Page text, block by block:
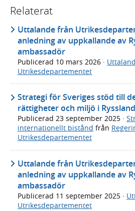
Relaterat
Uttalande från
anledning av uppkallande av
ambassadör
Publicerad 10 mars 2026 ·
Utrikesdepartementet
Strategi för Sveriges stöd till
rättigheter och miljö i
Publicerad 23 september 2025 ·
internationellt bistånd från
Utrikesdepartementet
Uttalande från
anledning av uppkallande av
ambassadör
Publicerad 11 september 2025 ·
Utrikesdepartementet